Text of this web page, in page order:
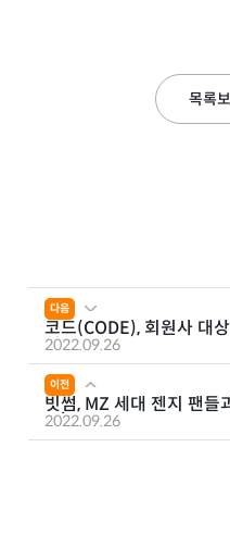
목록
다음
코드(CODE), 회원사 대
최
2022.09.26
이전
빗썸, MZ 세대 젠지 팬들
료’
2022.09.26